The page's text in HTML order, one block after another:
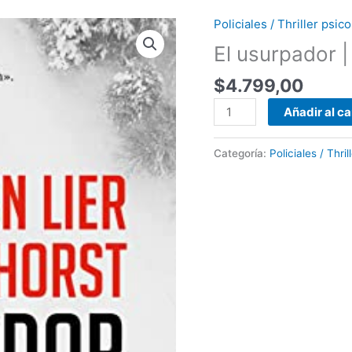
Policiales / Thriller
El usurpador
$4.799,00
El
usurpador
|
Jorn
Lier
Horst
cantidad
Añadir al
Categoría: Policiales /